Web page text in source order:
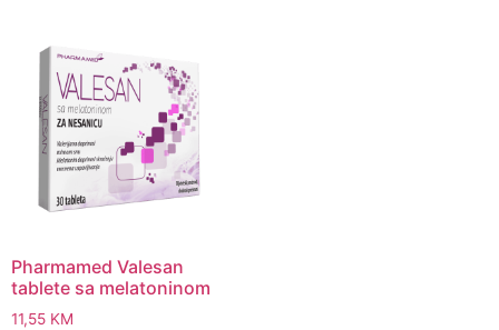
Pharmamed Valesan
tablete sa melatoninom
11,55 KM